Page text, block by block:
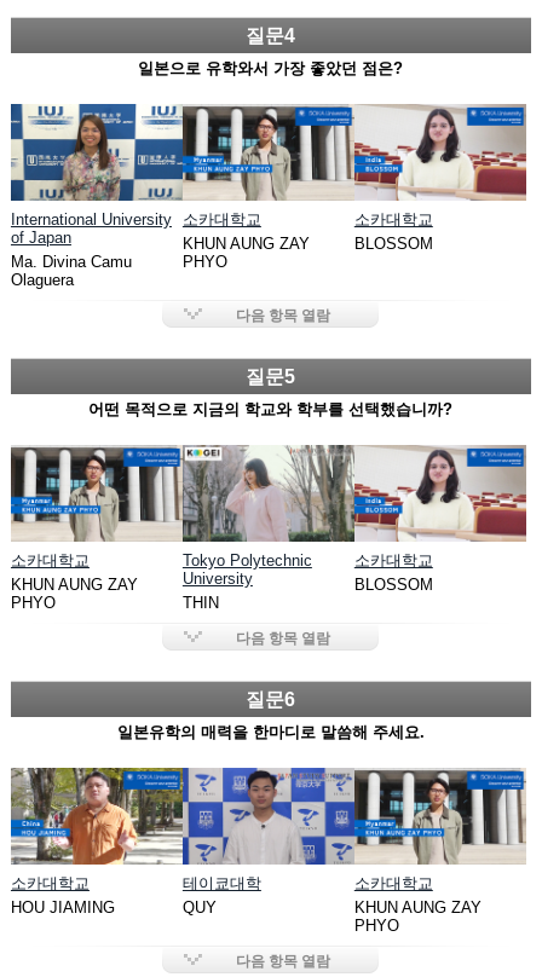
질문4
일본으로 유학와서 가장 좋았던 점은?
International University
of Japan
Ma. Divina Camu
Olaguera
소카대학교
KHUN AUNG ZAY
PHYO
소카대학교
BLOSSOM
다음 항목 열람
질문5
어떤 목적으로 지금의 학교와 학부를 선택했습니까?
소카대학교
KHUN AUNG ZAY
PHYO
Tokyo Polytechnic
University
THIN
소카대학교
BLOSSOM
다음 항목 열람
질문6
일본유학의 매력을 한마디로 말씀해 주세요.
소카대학교
HOU JIAMING
테이쿄대학
QUY
소카대학교
KHUN AUNG ZAY
PHYO
다음 항목 열람